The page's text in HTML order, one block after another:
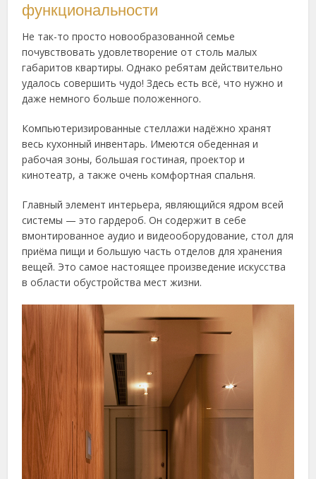
функциональности
Не так-то просто новообразованной семье
почувствовать удовлетворение от столь малых
габаритов квартиры. Однако ребятам действительно
удалось совершить чудо! Здесь есть всё, что нужно и
даже немного больше положенного.
Компьютеризированные стеллажи надёжно хранят
весь кухонный инвентарь. Имеются обеденная и
рабочая зоны, большая гостиная, проектор и
кинотеатр, а также очень комфортная спальня.
Главный элемент интерьера, являющийся ядром всей
системы — это гардероб. Он содержит в себе
вмонтированное аудио и видеооборудование, стол для
приёма пищи и большую часть отделов для хранения
вещей. Это самое настоящее произведение искусства
в области обустройства мест жизни.